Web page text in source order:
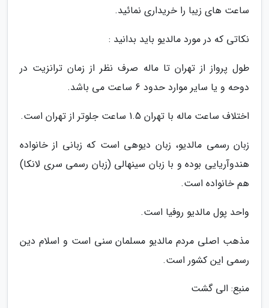
ساعت های زیبا را خریداری نمائید.
نکاتی که در مورد مالدیو باید بدانید :
طول پرواز از تهران تا ماله صرف نظر از زمان ترانزیت در
دوحه و یا سایر موارد حدود 6 ساعت می باشد.
اختلاف ساعت ماله با تهران 1.5 ساعت جلوتر از تهران است.
زبان رسمی مالدیو، زبان دیوهی است که زبانی از خانواده
هندوآریایی بوده و با زبان سینهالی (زبان رسمی سری لانکا)
هم خانواده است.
واحد پول مالدیو روفیا است.
مذهب اصلی مردم مالدیو مسلمان سنی است و اسلام دین
رسمی این کشور است.
منبع: الی گشت